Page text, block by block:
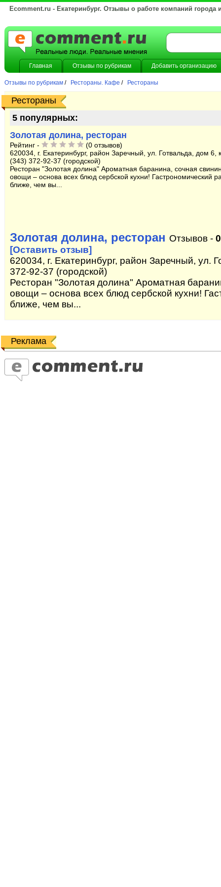
Ecomment.ru - Екатеринбург. Отзывы о работе компаний города
Главная Отзывы по рубрикам Добавить организацию
Отзывы по рубрикам / Рестораны. Кафе / Рестораны
Рестораны
5 популярных:
Золотая долина, ресторан
Рейтинг -
(0 отзывов)
620034, г. Екатеринбург, район Заречный, ул. Готвальда, дом 6,
(343) 372-92-37 (городской)
Ресторан "Золотая долина" Ароматная баранина, сочная
овощи – основа всех блюд сербской кухни! Гастрономический
ближе, чем вы...
Золотая долина, ресторан Отзывов - 0
[Оставить отзыв]
620034, г. Екатеринбург, район Заречный, ул.
372-92-37 (городской)
Ресторан "Золотая долина" Ароматная
овощи – основа всех блюд сербской кухни!
ближе, чем вы...
Реклама